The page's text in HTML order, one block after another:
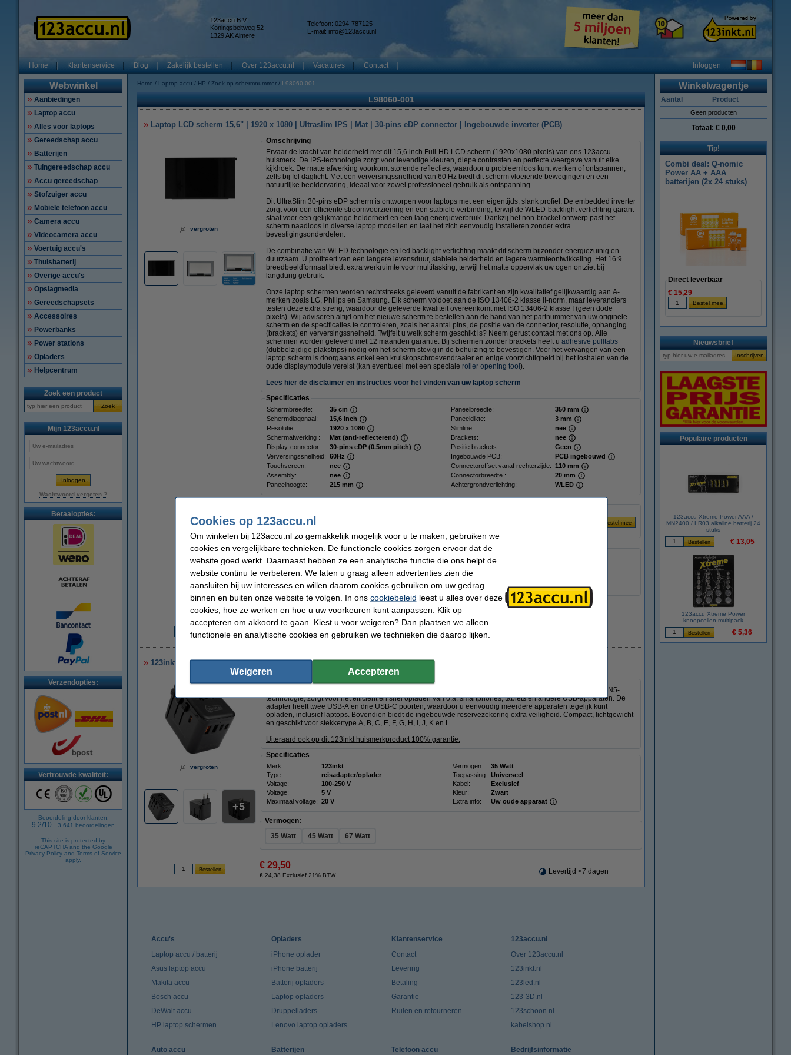
123accu B.V.
Koningsbeltweg 52
1329 AK Almere
Telefoon: 0294-787125
E-mail: info@123accu.nl
Home Klantenservice Blog Zakelijk bestellen Over 123accu.nl Vacatures Contact Inloggen
Webwinkel
Aanbiedingen
Laptop accu
Alles voor laptops
Gereedschap accu
Batterijen
Tuingereedschap accu
Accu gereedschap
Stofzuiger accu
Mobiele telefoon accu
Camera accu
Videocamera accu
Voertuig accu's
Thuisbatterij
Overige accu's
Opslagmedia
Gereedschapsets
Accessoires
Powerbanks
Power stations
Opladers
Helpcentrum
Zoek een product
Zoek
Mijn 123accu.nl
Wachtwoord vergeten ?
Betaalopties:
Verzendopties:
Vertrouwde kwaliteit:
Beoordeling door klanten:
9.2/10 - 3.641 beoordelingen
This site is protected by
reCAPTCHA and the Google
Privacy Policy and Terms of Service
apply.
Home Laptop accu HP Zoek op schermnummer L98060-001
L98060-001
Laptop LCD scherm 15,6" | 1920 x 1080 | Ultraslim IPS | Mat | 30-pins eDP connector | Ingebouwde inverter (PCB)
vergroten
Omschrijving
Ervaar de kracht van helderheid met dit 15,6 inch Full-HD LCD scherm (1920x1080 pixels) van ons 123accu
huismerk. De IPS-technologie zorgt voor levendige kleuren, diepe contrasten en perfecte weergave vanuit elke
kijkhoek. De matte afwerking voorkomt storende reflecties, waardoor u probleemloos kunt werken of ontspannen,
zelfs bij fel daglicht. Met een verversingssnelheid van 60 Hz biedt dit scherm vloeiende bewegingen en een
natuurlijke beeldervaring, ideaal voor zowel professioneel gebruik als ontspanning.
Dit UltraSlim 30-pins eDP scherm is ontworpen voor laptops met een eigentijds, slank profiel. De embedded inverter
zorgt voor een efficiënte stroomvoorziening en een stabiele verbinding, terwijl de WLED-backlight verlichting garant
staat voor een gelijkmatige helderheid en een laag energieverbruik. Dankzij het non-bracket ontwerp past het
scherm naadloos in diverse laptop modellen en laat het zich eenvoudig installeren zonder extra
bevestigingsonderdelen.
De combinatie van WLED-technologie en led backlight verlichting maakt dit scherm bijzonder energiezuinig en
duurzaam. U profiteert van een langere levensduur, stabiele helderheid en lagere warmteontwikkeling. Het 16:9
breedbeeldformaat biedt extra werkruimte voor multitasking, terwijl het matte oppervlak uw ogen ontziet bij
langdurig gebruik.
Onze laptop schermen worden rechtstreeks geleverd vanuit de fabrikant en zijn kwalitatief gelijkwaardig aan A-
merken zoals LG, Philips en Samsung. Elk scherm voldoet aan de ISO 13406-2 klasse II-norm, maar leveranciers
testen deze extra streng, waardoor de geleverde kwaliteit overeenkomt met ISO 13406-2 klasse I (geen dode
pixels). Wij adviseren altijd om het nieuwe scherm te bestellen aan de hand van het partnummer van uw originele
scherm en de specificaties te controleren, zoals het aantal pins, de positie van de connector, resolutie, ophanging
(brackets) en verversingssnelheid. Twijfelt u welk scherm geschikt is? Neem gerust contact met ons op. Alle
schermen worden geleverd met 12 maanden garantie. Bij schermen zonder brackets heeft u adhesive pulltabs
(dubbelzijdige plakstrips) nodig om het scherm stevig in de behuizing te bevestigen. Voor het vervangen van een
laptop scherm is doorgaans enkel een kruiskopschroevendraaier en enige voorzichtigheid bij het loshalen van de
oude displaymodule vereist (kan eventueel met een speciale roller opening tool ).
Lees hier de disclaimer en instructies voor het vinden van uw laptop scherm
Specificaties
Schermbreedte: 35 cm Paneelbreedte:
350 mm
Schermdiagonaal:
15,6 inch Paneeldikte:
3 mm
Resolutie:
1920 x 1080 Slimline:
nee
Schermafwerking :
Mat (anti-reflecterend) Brackets:
nee
Display-connector:
30-pins eDP (0.5mm pitch) Positie brackets:
Geen
Verversingssnelheid: 60Hz Ingebouwde PCB:
PCB ingebouwd
Touchscreen:
nee Connectoroffset vanaf rechterzijde: 110 mm
Assembly:
nee Connectorbreedte :
20 mm
Paneelhoogte:
215 mm Achtergrondverlichting: WLED
Plakstrips voor laptop LCD scherm (2 stuks)
€ 2,49
Dit product vervangt partnummers:
- 0000TN - 000TN
- 01K1DG
- 05NG4M
- 0F6FJJ
- 0JMJGH
-Klik hier voor meer productcodes
Nu bestellen is maandag in huis
€ 55,95
€ 46,24 Exclusief 21% BTW
123inkt reisadapter/oplader 35W met 2 USB-A + 3 USB-C
vergroten
5
Met de 123inkt reisadapter 35W beschikt u over een krachtige en veelzijdige oplader. De geavanceerde GaN5-
technologie, zorgt voor het efficiënt en snel opladen van o.a. smartphones, tablets en andere USB-apparaten. De
adapter heeft twee USB-A en drie USB-C poorten, waardoor u eenvoudig meerdere apparaten tegelijk kunt
opladen, inclusief laptops. Bovendien biedt de ingebouwde reservezekering extra veiligheid. Compact, lichtgewicht
en geschikt voor stekkertype A, B, C, E, F, G, H, I, J, K en L.
Uiteraard ook op dit 123inkt huismerkproduct 100% garantie.
Specificaties
Merk: 123inkt Vermogen:
35 Watt
Type:
reisadapter/oplader Toepassing: Universeel
Voltage:
100-250 V Kabel:
Exclusief
Voltage:
5 V Kleur:
Zwart
Maximaal voltage: 20 V Extra info: Uw oude apparaat
Vermogen:
35 Watt
45 Watt 67 Watt
€ 29,50
€ 24,38 Exclusief 21% BTW Levertijd <7 dagen
Winkelwagentje
Aantal Product
Geen producten
Totaal: € 0,00
Tip!
Combi deal: Q-nomic
Power AA + AAA
batterijen (2x 24 stuks)
Direct leverbaar
€ 15,29
Nieuwsbrief
Populaire producten
123accu Xtreme Power AAA /
MN2400 / LR03 alkaline batterij 24
stuks
€ 13,05
123accu Xtreme Power
knoopcellen multipack
€ 5,36
Accu's
Laptop accu / batterij
Asus laptop accu
Makita accu
Bosch accu
DeWalt accu
HP laptop schermen
Opladers
iPhone oplader
iPhone batterij
Batterij opladers
Laptop opladers
Druppelladers
Lenovo laptop opladers
Klantenservice
Contact
Levering
Betaling
Garantie
Ruilen en retourneren
123accu.nl
Over 123accu.nl
123inkt.nl
123led.nl
123-3D.nl
123schoon.nl
kabelshop.nl
Auto accu Batterijen Telefoon accu Bedrijfsinformatie
Cookies op 123accu.nl
Om winkelen bij 123accu.nl zo gemakkelijk mogelijk voor u te maken, gebruiken we
cookies en vergelijkbare technieken. De functionele cookies zorgen ervoor dat de
website goed werkt. Daarnaast hebben ze een analytische functie die ons helpt de
website continu te verbeteren. We laten u graag alleen advertenties zien die
aansluiten bij uw interesses en willen daarom cookies gebruiken om uw gedrag
binnen en buiten onze website te volgen. In ons cookiebeleid leest u alles over deze
cookies, hoe ze werken en hoe u uw voorkeuren kunt aanpassen. Klik op
accepteren om akkoord te gaan. Kiest u voor weigeren? Dan plaatsen we alleen
functionele en analytische cookies en gebruiken we technieken die daarop lijken.
Weigeren Accepteren